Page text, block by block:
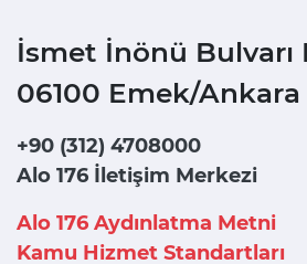
İsmet İnönü Bulvarı
06100 Emek/Ankara
+90 (312) 4708000
Alo 176 İletişim Merkezi
Alo 176 Aydınlatma Metni
Kamu Hizmet Standartları